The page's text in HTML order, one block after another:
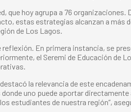
que hoy agrupa a 76
estas estrategias alcanzan a más
de Los Lagos.
En primera instancia, se
el Seremi de Educación de
la relevancia de este
uno puede aportar
estudiantes de nuestra región”,